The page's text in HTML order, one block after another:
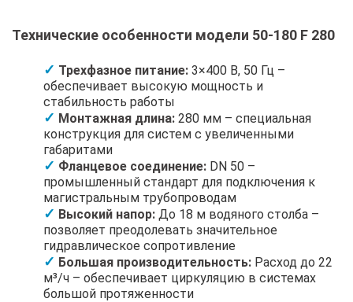
Технические особенности модели 50-180 F 280
Трехфазное питание: 3×400 В, 50 Гц –
обеспечивает высокую мощность и
стабильность работы
Монтажная длина: 280 мм – специальная
конструкция для систем с увеличенными
габаритами
Фланцевое соединение: DN 50 –
промышленный стандарт для подключения к
магистральным трубопроводам
Высокий напор: До 18 м водяного столба –
позволяет преодолевать значительное
гидравлическое сопротивление
Большая производительность: Расход до 22
м³/ч – обеспечивает циркуляцию в системах
большой протяженности